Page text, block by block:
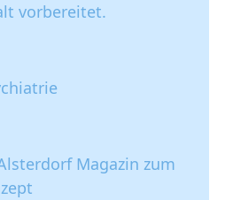
vorbereitet.
Magazin zum